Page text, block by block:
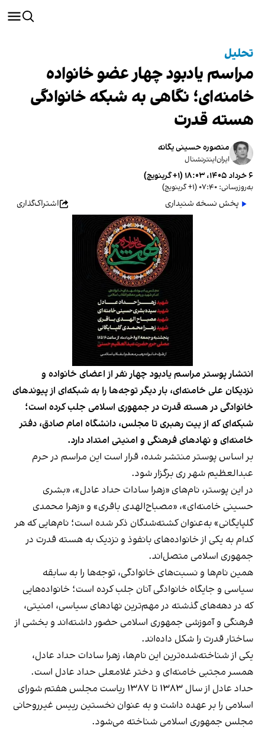
تحلیل
مراسم یادبود چهار عضو خانواده
خامنه‌ای؛ نگاهی به شبکه خانوادگی
هسته قدرت
منصوره حسینی یگانه
ایران‌اینترنشنال
۶ خرداد ۱۴۰۵، ۱۸:۰۳ (‎+۱ گرینویچ)
به‌روزرسانی: ۰۷:۴۰ (‎+۱ گرینویچ)
پخش نسخه شنیداری اشتراک‌گذاری
انتشار پوستر مراسم یادبود چهار نفر از اعضای خانواده و
نزدیکان علی خامنه‌ای، بار دیگر توجه‌ها را به شبکه‌ای از پیوندهای
خانوادگی در هسته قدرت در جمهوری اسلامی جلب کرده است؛
شبکه‌ای که از بیت رهبری تا مجلس، دانشگاه امام صادق، دفتر
خامنه‌ای و نهادهای فرهنگی و امنیتی امتداد دارد.
بر اساس پوستر منتشر شده، قرار است این مراسم در حرم
عبدالعظیم شهر ری برگزار شود.
در این پوستر، نام‌های «زهرا سادات حداد عادل»، «بشری
حسینی خامنه‌ای»، «مصباح‌الهدی باقری» و «زهرا محمدی
گلپایگانی» به‌عنوان کشته‌شدگان ذکر شده است؛ نام‌هایی که هر
کدام به یکی از خانواده‌های بانفوذ و نزدیک به هسته قدرت در
جمهوری اسلامی متصل‌اند.
همین نام‌ها و نسبت‌های خانوادگی، توجه‌ها را به سابقه
سیاسی و جایگاه خانوادگی آنان جلب کرده است؛ خانواده‌هایی
که در دهه‌های گذشته در مهم‌ترین نهادهای سیاسی، امنیتی،
فرهنگی و آموزشی جمهوری اسلامی حضور داشته‌اند و بخشی از
ساختار قدرت را شکل داده‌اند.
یکی از شناخته‌شده‌ترین این نام‌ها، زهرا سادات حداد عادل،
همسر مجتبی خامنه‌ای و دختر غلامعلی حداد عادل است.
حداد عادل از سال ۱۳۸۳ تا ۱۳۸۷ ریاست مجلس هفتم شورای
اسلامی را بر عهده داشت و به عنوان نخستین رییس غیرروحانی
مجلس جمهوری اسلامی شناخته می‌شود.